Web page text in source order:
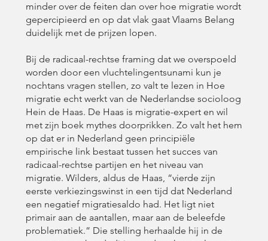
minder over de feiten dan over hoe migratie wordt
gepercipieerd en op dat vlak gaat Vlaams Belang
duidelijk met de prijzen lopen.
Bij de radicaal-rechtse framing dat we overspoeld
worden door een vluchtelingentsunami kun je
nochtans vragen stellen, zo valt te lezen in Hoe
migratie echt werkt van de Nederlandse socioloog
Hein de Haas. De Haas is migratie-expert en wil
met zijn boek mythes doorprikken. Zo valt het hem
op dat er in Nederland geen principiële
empirische link bestaat tussen het succes van
radicaal-rechtse partijen en het niveau van
migratie. Wilders, aldus de Haas, “vierde zijn
eerste verkiezingswinst in een tijd dat Nederland
een negatief migratiesaldo had. Het ligt niet
primair aan de aantallen, maar aan de beleefde
problematiek.” Die stelling herhaalde hij in de